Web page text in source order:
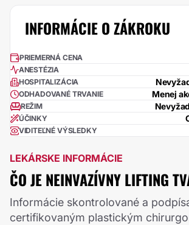
INFORMÁCIE O ZÁKROKU
PRIEMERNÁ CENA
ANESTÉZIA
HOSPITALIZÁCIA
ODHADOVANÉ TRVANIE Menej
REŽIM
ÚČINKY
VIDITEĽNÉ VÝSLEDKY
LEKÁRSKE INFORMÁCIE
ČO JE NEINVAZÍVNY LIFTING
Informácie skontrolované a
certifikovaným plastickým